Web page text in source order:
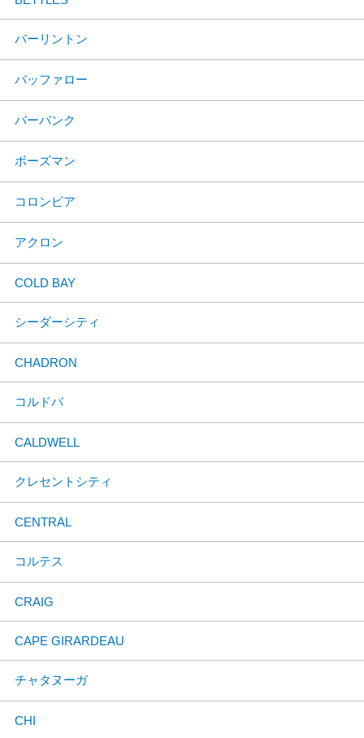
バーリントン
バッファロー
バーバンク
ボーズマン
コロンビア
アクロン
COLD BAY
シーダーシティ
CHADRON
コルドバ
CALDWELL
クレセントシティ
CENTRAL
コルテス
CRAIG
CAPE GIRARDEAU
チャタヌーガ
CHI